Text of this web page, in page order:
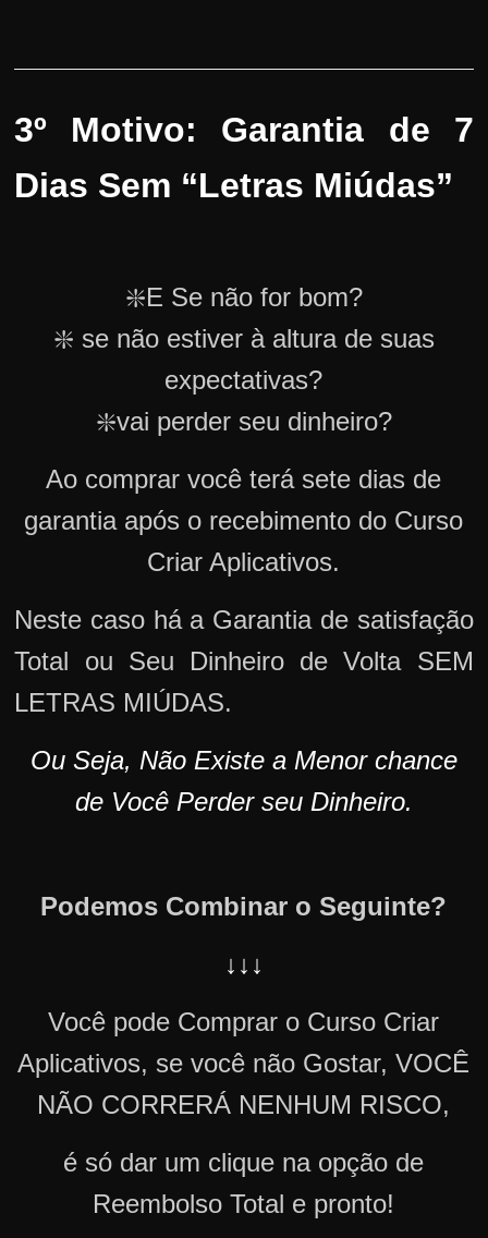
3º Motivo: Garantia de 7
Dias Sem “Letras Miúdas”
❇️E Se não for bom?
❇️ se não estiver à altura de suas
expectativas?
❇️vai perder seu dinheiro?
Ao comprar você terá sete dias de
garantia após o recebimento do Curso
Criar Aplicativos.
Neste caso há a Garantia de satisfação
Total ou Seu Dinheiro de Volta SEM
LETRAS MIÚDAS.
Ou Seja, Não Existe a Menor chance
de Você Perder seu Dinheiro.
Podemos Combinar o Seguinte?
↓↓↓
Você pode Comprar o Curso Criar
Aplicativos, se você não Gostar, VOCÊ
NÃO CORRERÁ NENHUM RISCO,
é só dar um clique na opção de
Reembolso Total e pronto!